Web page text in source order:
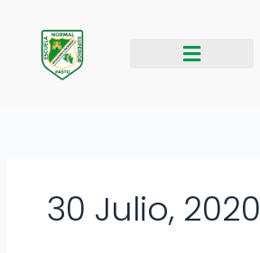
contenido
30 Julio, 2020